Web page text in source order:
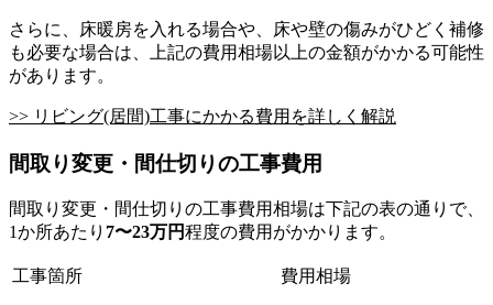
さらに、床暖房を入れる場合や、床や壁の傷みがひどく補修
も必要な場合は、上記の費用相場以上の金額がかかる可能性
があります。
>> リビング(居間)工事にかかる費用を詳しく解説
間取り変更・間仕切りの工事費用
間取り変更・間仕切りの工事費用相場は下記の表の通りで、
1か所あたり 7〜23万円程度の費用がかかります。
工事箇所 費用相場